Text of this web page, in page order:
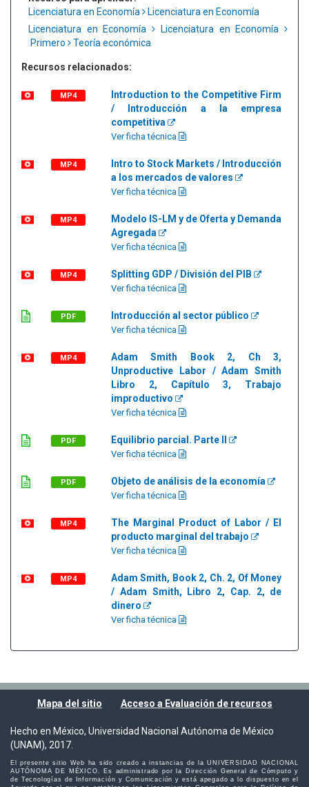
Licenciatura en Economía
Licenciatura en Economía
Licenciatura en Economía
Licenciatura en Economía
Primero
Teoría económica
Recursos relacionados:
MP4
Introduction to the Competitive Firm
/ Introducción a la empresa
competitiva
Ver ficha técnica
MP4
Intro to Stock Markets / Introducción
a los mercados de valores
Ver ficha técnica
MP4
Modelo IS-LM y de Oferta y Demanda
Agregada
Ver ficha técnica
MP4 Splitting GDP / División del PIB
Ver ficha técnica
PDF Introducción al sector público
Ver ficha técnica
MP4
Adam Smith Book 2, Ch 3,
Unproductive Labor / Adam Smith
Libro 2, Capítulo 3, Trabajo
improductivo
Ver ficha técnica
PDF Equilibrio parcial. Parte II
Ver ficha técnica
PDF Objeto de análisis de la economía
Ver ficha técnica
MP4
The Marginal Product of Labor / El
producto marginal del trabajo
Ver ficha técnica
MP4
Adam Smith, Book 2, Ch. 2, Of Money
/ Adam Smith, Libro 2, Cap. 2, de
dinero
Ver ficha técnica
Mapa del sitio Acceso a Evaluación de recursos
Hecho en México, Universidad Nacional Autónoma de México
(UNAM), 2017.
El presente sitio Web ha sido creado a instancias de la UNIVERSIDAD NACIONAL
AUTÓNOMA DE MÉXICO. Es administrado por la Dirección General de Cómputo y
de Tecnologías de Información y Comunicación y está apegado a lo dispuesto en el